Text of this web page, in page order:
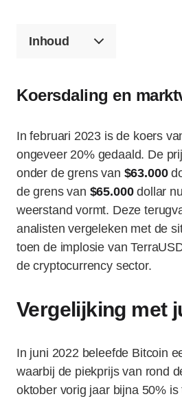
Inhoud
Koersdaling en
In februari 2023 is de koers
ongeveer 20% gedaald. De
onder de grens van $63.000
de grens van $65.000dollar
weerstand vormt. Deze
analisten vergeleken met de
toen de implosie van
de cryptocurrency sector.
Vergelijking met
In juni 2022 beleefde Bitcoin
waarbij de piekprijs van rond
oktober vorig jaar bijna 50%